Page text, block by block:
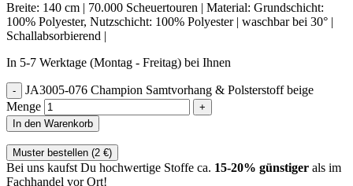
Breite: 140 cm | 70.000 Scheuertouren | Material: Grundschicht:
100% Polyester, Nutzschicht: 100% Polyester | waschbar bei 30° |
Schallabsorbierend |
In 5-7 Werktage (Montag - Freitag) bei Ihnen
JA3005-076 Champion Samtvorhang & Polsterstoff beige
Menge
In den Warenkorb
Muster bestellen (2 €)
Bei uns kaufst Du hochwertige Stoffe ca. 15-20% günstiger als im
Fachhandel vor Ort!